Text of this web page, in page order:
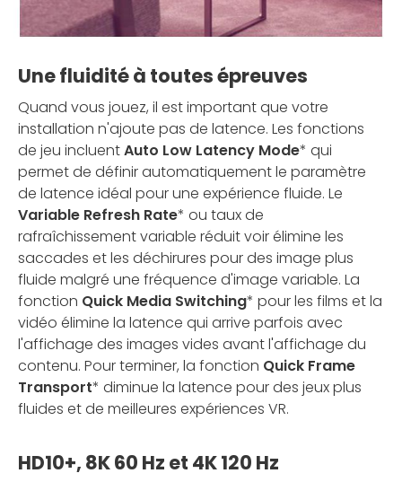
Une fluidité à toutes épreuves
Quand vous jouez, il est important que votre
installation n'ajoute pas de latence. Les fonctions
de jeu incluentAuto Low Latency Mode* qui
permet de définir automatiquement le paramètre
de latence idéal pour une expérience fluide. Le
Variable Refresh Rate* ou taux de
rafraîchissement variable réduit voir élimine les
saccades et les déchirures pour des image plus
fluide malgré une fréquence d'image variable. La
fonction Quick Media Switching* pour les films et la
vidéo élimine la latence qui arrive parfois avec
l'affichage des images vides avant l'affichage du
contenu. Pour terminer, la fonction Quick Frame
Transport* diminue la latence pour des jeux plus
fluides et de meilleures expériences VR.
HD10+, 8K 60 Hz et 4K 120 Hz